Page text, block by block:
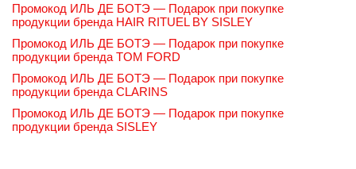
Промокод ИЛЬ ДЕ БОТЭ — Подарок при покупке
продукции бренда HAIR RITUEL BY SISLEY
Промокод ИЛЬ ДЕ БОТЭ — Подарок при покупке
продукции бренда TOM FORD
Промокод ИЛЬ ДЕ БОТЭ — Подарок при покупке
продукции бренда CLARINS
Промокод ИЛЬ ДЕ БОТЭ — Подарок при покупке
продукции бренда SISLEY